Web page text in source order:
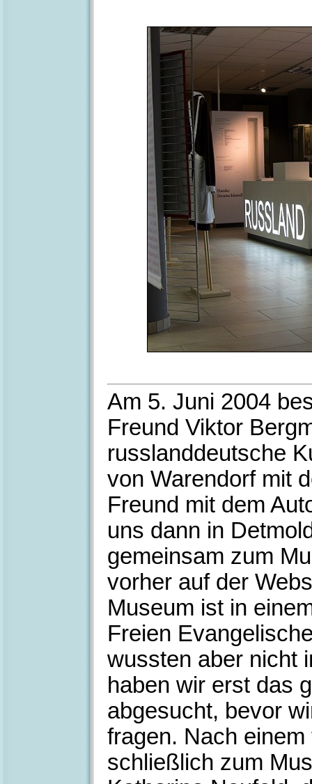
Am 5. Juni 2004
Freund Viktor
russlanddeutsche
von Warendorf mit
Freund mit dem
uns dann in
gemeinsam zum
vorher auf der
Museum ist in
Freien
wussten aber nicht
haben wir erst das
abgesucht, bevor
fragen. Nach
schließlich zum